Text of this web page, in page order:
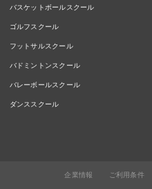
バスケットボールスクール
ゴルフスクール
フットサルスクール
バドミントンスクール
バレーボールスクール
ダンススクール
企業情報 ご利用条件